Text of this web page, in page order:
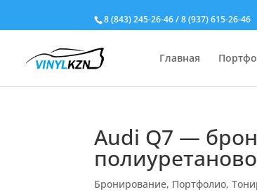
8 (843) 245-26-46/8 (937) 615-26-46
Главная
Audi Q7 —
Бронирование, Портфолио,